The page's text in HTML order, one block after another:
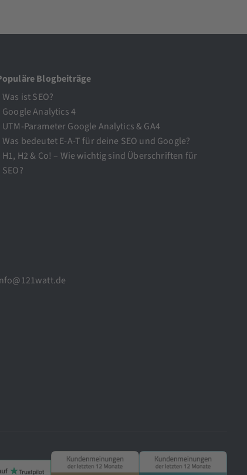
Blogbeiträge
Was ist SEO?
Google Analytics 4
UTM-Parameter Google Analytics & GA4
Was bedeutet E-A-T für deine SEO und Google?
H1, H2 & Co! – Wie wichtig sind Überschriften für
SEO?